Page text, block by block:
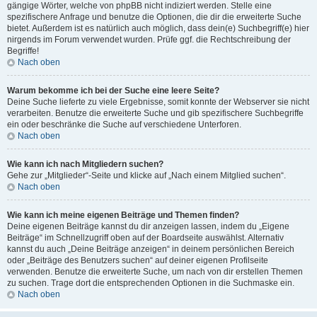
gängige Wörter, welche von phpBB nicht indiziert werden. Stelle eine
spezifischere Anfrage und benutze die Optionen, die dir die erweiterte Suche
bietet. Außerdem ist es natürlich auch möglich, dass dein(e) Suchbegriff(e) hier
nirgends im Forum verwendet wurden. Prüfe ggf. die Rechtschreibung der
Begriffe!
Nach oben
Warum bekomme ich bei der Suche eine leere Seite?
Deine Suche lieferte zu viele Ergebnisse, somit konnte der Webserver sie nicht
verarbeiten. Benutze die erweiterte Suche und gib spezifischere Suchbegriffe
ein oder beschränke die Suche auf verschiedene Unterforen.
Nach oben
Wie kann ich nach Mitgliedern suchen?
Gehe zur „Mitglieder“-Seite und klicke auf „Nach einem Mitglied suchen“.
Nach oben
Wie kann ich meine eigenen Beiträge und Themen finden?
Deine eigenen Beiträge kannst du dir anzeigen lassen, indem du „Eigene
Beiträge“ im Schnellzugriff oben auf der Boardseite auswählst. Alternativ
kannst du auch „Deine Beiträge anzeigen“ in deinem persönlichen Bereich
oder „Beiträge des Benutzers suchen“ auf deiner eigenen Profilseite
verwenden. Benutze die erweiterte Suche, um nach von dir erstellen Themen
zu suchen. Trage dort die entsprechenden Optionen in die Suchmaske ein.
Nach oben